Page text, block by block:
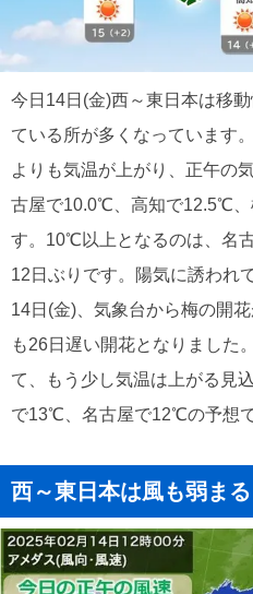
今日14日(金)西～東日本は移
ている所が多くなっています
よりも気温が上がり、正午の
古屋で10.0℃、高知で12.5℃
す。10℃以上となるのは、名
12日ぶりです。陽気に誘われ
14日(金)、気象台から梅の開
も26日遅い開花となりました
て、もう少し気温は上がる見
で13℃、名古屋で12℃の予想で
西～東日本は風も弱まる